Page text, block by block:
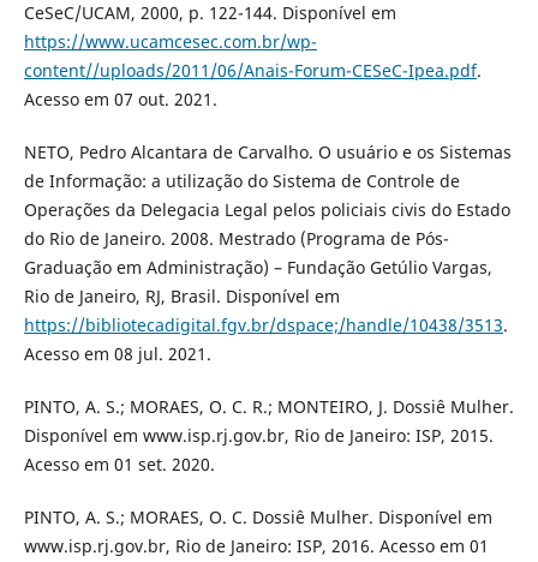
CeSeC/UCAM, 2000, p. 122-144. Disponível em
https://www.ucamcesec.com.br/wp-
content//uploads/2011/06/Anais-Forum-CESeC-Ipea.pdf.
Acesso em 07 out. 2021.
NETO, Pedro Alcantara de Carvalho. O usuário e os Sistemas
de Informação: a utilização do Sistema de Controle de
Operações da Delegacia Legal pelos policiais civis do Estado
do Rio de Janeiro. 2008. Mestrado (Programa de Pós-
Graduação em Administração) – Fundação Getúlio Vargas,
Rio de Janeiro, RJ, Brasil. Disponível em
https://bibliotecadigital.fgv.br/dspace;/handle/10438/3513.
Acesso em 08 jul. 2021.
PINTO, A. S.; MORAES, O. C. R.; MONTEIRO, J. Dossiê Mulher.
Disponível em www.isp.rj.gov.br, Rio de Janeiro: ISP, 2015.
Acesso em 01 set. 2020.
PINTO, A. S.; MORAES, O. C. Dossiê Mulher. Disponível em
www.isp.rj.gov.br, Rio de Janeiro: ISP, 2016. Acesso em 01